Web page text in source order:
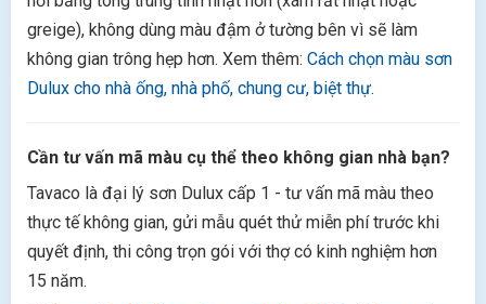
greige), không dùng màu đậm ở tường bên vì sẽ làm
không gian trông hẹp hơn. Xem thêm: Cách chọn màu sơn
Dulux cho nhà ống, nhà phố, chung cư, biệt thự.
Cần tư vấn mã màu cụ thể theo không gian nhà bạn?
Tavaco là đại lý sơn Dulux cấp 1 - tư vấn mã màu theo
thực tế không gian, gửi mẫu quét thử miễn phí trước khi
quyết định, thi công trọn gói với thợ có kinh nghiệm hơn
15 năm.